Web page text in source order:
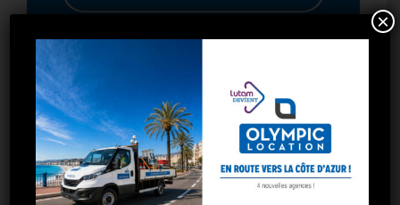
J'accepte de recevoir les offres
exclusives d'Olympic Location
×